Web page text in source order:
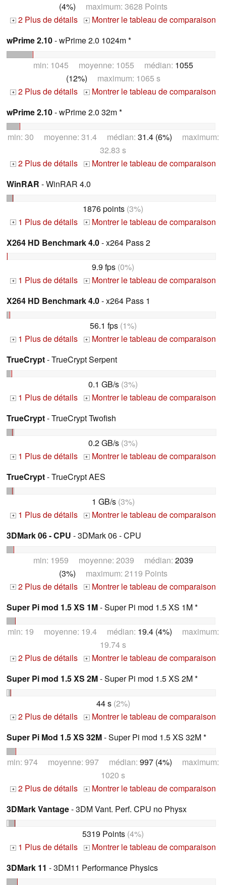
(4%) maximum: 3628 Points
+ 2 Plus de détails + Montrer le tableau de comparaison
wPrime 2.10- wPrime 2.0 1024m *
min: 1045 moyenne: 1055 médian: 1055
(12%) maximum: 1065 s
+ 2 Plus de détails + Montrer le tableau de comparaison
wPrime 2.10- wPrime 2.0 32m *
min: 30 moyenne: 31.4 médian: 31.4 (6%) maximum:
32.83 s
+ 2 Plus de détails + Montrer le tableau de comparaison
WinRAR - WinRAR 4.0
1876 points (3%)
+ 1 Plus de détails + Montrer le tableau de comparaison
X264 HD Benchmark 4.0- x264 Pass 2
9.9 fps (0%)
+ 1 Plus de détails + Montrer le tableau de comparaison
X264 HD Benchmark 4.0- x264 Pass 1
56.1 fps(1%)
+ 1 Plus de détails + Montrer le tableau de comparaison
TrueCrypt- TrueCrypt Serpent
0.1 GB/s (3%)
+ 1 Plus de détails + Montrer le tableau de comparaison
TrueCrypt- TrueCrypt Twofish
0.2 GB/s (3%)
+ 1 Plus de détails + Montrer le tableau de comparaison
TrueCrypt- TrueCrypt AES
1 GB/s(3%)
+ 1 Plus de détails + Montrer le tableau de comparaison
3DMark 06 - CPU - 3DMark 06 - CPU
min: 1959 moyenne: 2039 médian: 2039
(3%) maximum: 2119 Points
+ 2 Plus de détails + Montrer le tableau de comparaison
Super Pi mod 1.5 XS 1M- Super Pi mod 1.5 XS 1M *
min: 19 moyenne: 19.4 médian: 19.4 (4%) maximum:
19.74 s
+ 2 Plus de détails + Montrer le tableau de comparaison
Super Pi mod 1.5 XS 2M- Super Pi mod 1.5 XS 2M *
44 s(2%)
+ 2 Plus de détails + Montrer le tableau de comparaison
Super Pi Mod 1.5 XS 32M- Super Pi mod 1.5 XS 32M *
min: 974 moyenne: 997 médian: 997 (4%) maximum:
1020 s
+ 2 Plus de détails + Montrer le tableau de comparaison
3DMark Vantage- 3DM Vant. Perf. CPU no Physx
5319 Points (4%)
+ 1 Plus de détails + Montrer le tableau de comparaison
3DMark 11 - 3DM11 Performance Physics